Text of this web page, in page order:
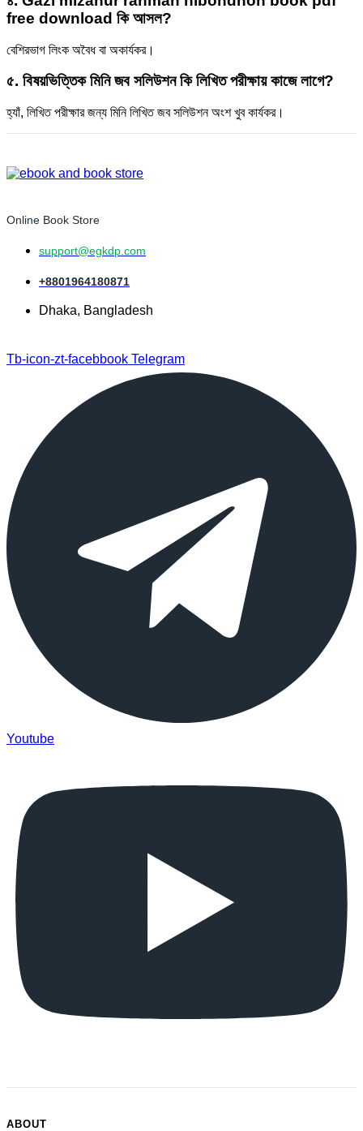
free download কি আসল?
বেশিরভাগ লিংক অবৈধ বা অকার্যকর।
৫. বিষয়ভিত্তিক মিনি জব সলিউশন কি লিখিত পরীক্ষায় কাজে লাগে?
হ্যাঁ, লিখিত পরীক্ষার জন্য মিনি লিখিত জব সলিউশন অংশ খুব কার্যকর।
Online Book Store
support@egkdp.com
+8801964180871
Dhaka, Bangladesh
Tb-icon-zt-facebbook Telegram
Youtube
ABOUT